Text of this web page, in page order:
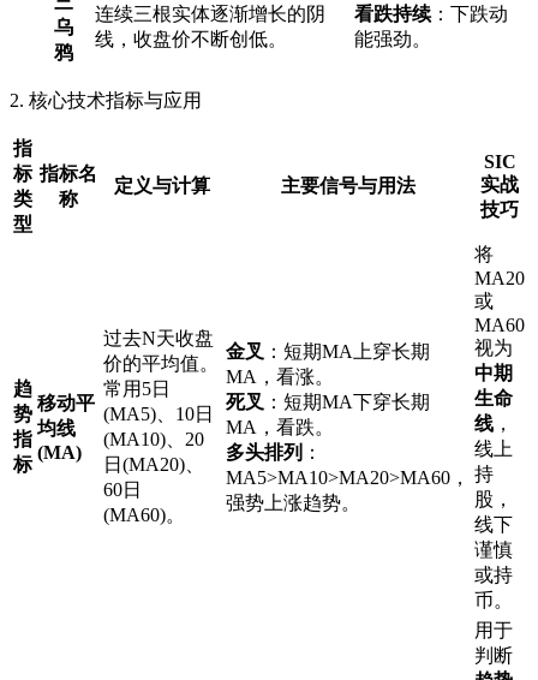
乌
鸦
连续三根实体逐渐增长的阴
线，收盘价不断创低。
看跌持续：下跌动
能强劲。
2. 核心技术指标与应用
指
标
类
型
指标名
称
定义与计算 主要信号与用法
SIC
实战
技巧
趋
势
指
标
移动平
均线
(MA)
过去N天收盘
价的平均值。
常用5日
(MA5)、10日
(MA10)、20
日(MA20)、
60日
(MA60)。
金叉 ：短期MA上穿长期
MA，看涨。
死叉 ：短期MA下穿长期
MA，看跌。
多头排列 ：
MA5>MA10>MA20>MA60，
强势上涨趋势。
将
MA20
或
MA60
视为
中期
生命
线 ，
线上
持
股，
线下
谨慎
或持
币。
用于
判断